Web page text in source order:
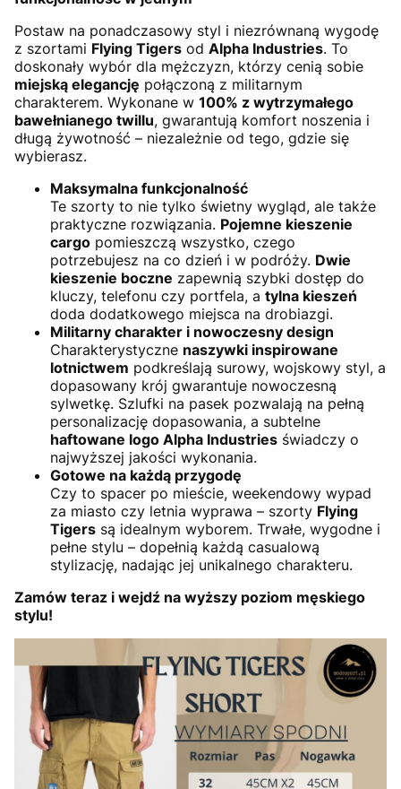
Postaw na ponadczasowy styl i niezrównaną wygodę
z szortami Flying Tigers od Alpha Industries. To
doskonały wybór dla mężczyzn, którzy cenią sobie
miejską elegancję połączoną z militarnym
charakterem. Wykonane w 100% z wytrzymałego
bawełnianego twillu, gwarantują komfort noszenia i
długą żywotność – niezależnie od tego, gdzie się
wybierasz.
Maksymalna funkcjonalność
Te szorty to nie tylko świetny wygląd, ale także
praktyczne rozwiązania. Pojemne kieszenie
cargo pomieszczą wszystko, czego
potrzebujesz na co dzień i w podróży. Dwie
kieszenie boczne zapewnią szybki dostęp do
kluczy, telefonu czy portfela, a tylna kieszeń
doda dodatkowego miejsca na drobiazgi.
Militarny charakter i nowoczesny design
Charakterystyczne naszywki inspirowane
lotnictwem podkreślają surowy, wojskowy styl, a
dopasowany krój gwarantuje nowoczesną
sylwetkę. Szlufki na pasek pozwalają na pełną
personalizację dopasowania, a subtelne
haftowane logo Alpha Industries świadczy o
najwyższej jakości wykonania.
Gotowe na każdą przygodę
Czy to spacer po mieście, weekendowy wypad
za miasto czy letnia wyprawa – szorty Flying
Tigers są idealnym wyborem. Trwałe, wygodne i
pełne stylu – dopełnią każdą casualową
stylizację, nadając jej unikalnego charakteru.
Zamów teraz i wejdź na wyższy poziom męskiego
stylu!